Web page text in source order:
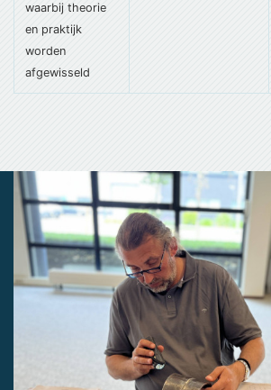
waarbij theorie
en praktijk
worden
afgewisseld